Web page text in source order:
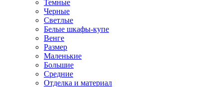
Темные
Черные
Светлые
Белые шкафы-купе
Венге
Размер
Маленькие
Большие
Средние
Отделка и материал